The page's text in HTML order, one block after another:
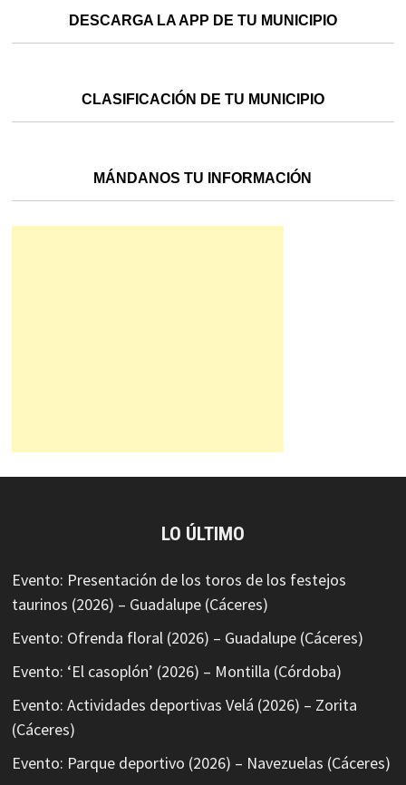
DESCARGA LA APP DE TU MUNICIPIO
CLASIFICACIÓN DE TU MUNICIPIO
MÁNDANOS TU INFORMACIÓN
LO ÚLTIMO
Evento: Presentación de los toros de los festejos
taurinos (2026) – Guadalupe (Cáceres)
Evento: Ofrenda floral (2026) – Guadalupe (Cáceres)
Evento: ‘El casoplón’ (2026) – Montilla (Córdoba)
Evento: Actividades deportivas Velá (2026) – Zorita
(Cáceres)
Evento: Parque deportivo (2026) – Navezuelas (Cáceres)